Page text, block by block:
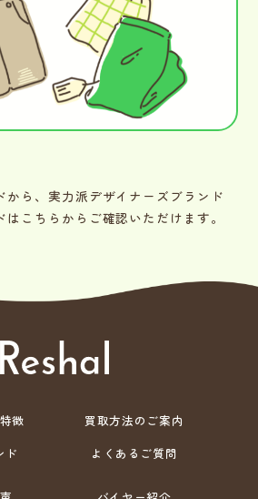
から、実力派デザイナーズブランド
こちらからご確認いただけます。
徴
買取方法のご案内
ド
よくあるご質問